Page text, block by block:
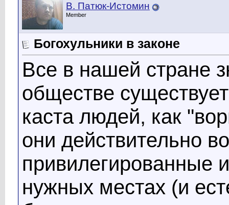
В. Патюк-Истомин
Member
Богохульники в законе
Все в нашей стране
обществе
каста людей, как
они действительно
привилегированные
нужных местах (и